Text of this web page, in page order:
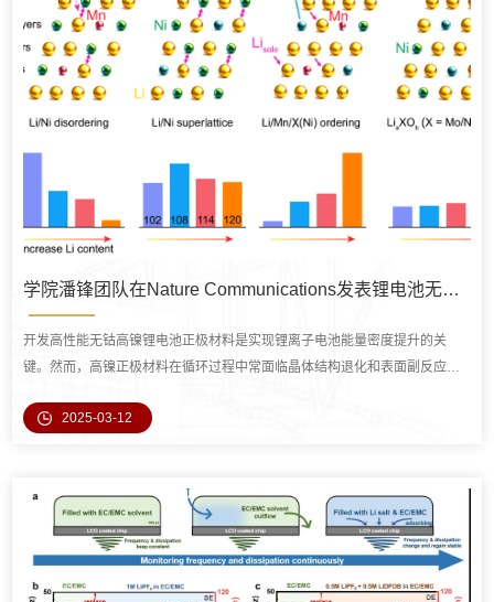
学院潘锋团队在Nature Communications发表锂电池无钴高镍正极材料锂占位调控新成果
开发高性能无钴高镍锂电池正极材料是实现锂离子电池能量密度提升的关
键。然而，高镍正极材料在循环过程中常面临晶体结构退化和表面副反应活
合运用多种先进表征手段，首次系统揭示了锂占位对高镍正极材料电化学性
国...
2025-03-12